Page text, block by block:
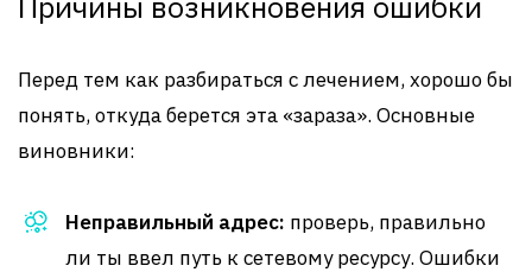
Перед тем как разбираться с лечением, хорошо бы
понять, откуда берется эта «зараза». Основные
виновники:
Неправильный адрес: проверь, правильно
ли ты ввел путь к сетевому ресурсу. Ошибки